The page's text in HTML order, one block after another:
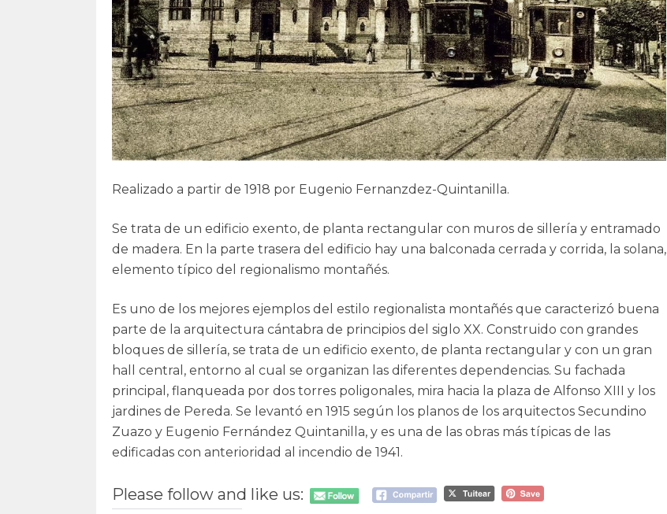
Realizado a partir de 1918 por Eugenio Fernanzdez-Quintanilla.
Se trata de un edificio exento, de planta rectangular con muros de sillería y entramado
de madera. En la parte trasera del edificio hay una balconada cerrada y corrida, la solana,
elemento típico del regionalismo montañés.
Es uno de los mejores ejemplos del estilo regionalista montañés que caracterizó buena
parte de la arquitectura cántabra de principios del siglo XX. Construido con grandes
bloques de sillería, se trata de un edificio exento, de planta rectangular y con un gran
hall central, entorno al cual se organizan las diferentes dependencias. Su fachada
principal, flanqueada por dos torres poligonales, mira hacia la plaza de Alfonso XIII y los
jardines de Pereda. Se levantó en 1915 según los planos de los arquitectos Secundino
Zuazo y Eugenio Fernández Quintanilla, y es una de las obras más típicas de las
edificadas con anterioridad al incendio de 1941.
Please follow and like us: